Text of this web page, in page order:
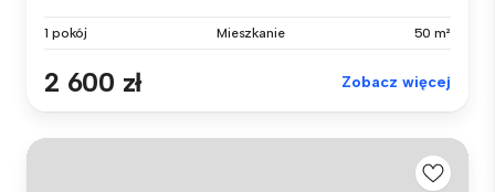
1 pokój Mieszkanie 50 m²
2 600 zł Zobacz więcej